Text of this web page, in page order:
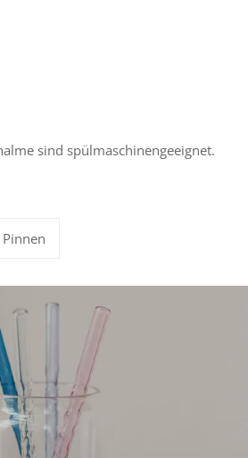
sind spülmaschinengeeignet.
Pinnen